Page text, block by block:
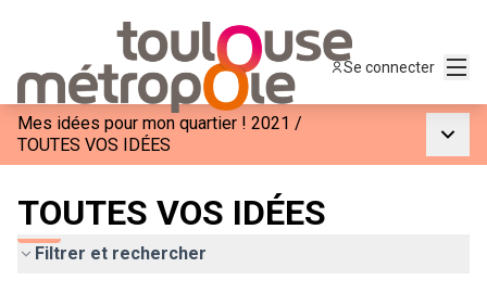
Se connecter
Mes idées pour mon quartier ! 2021 /
TOUTES VOS IDÉES
TOUTES VOS IDÉES
Filtrer et rechercher